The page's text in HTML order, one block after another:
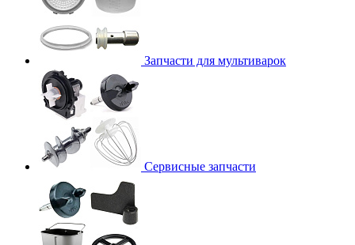
Запчасти для мультиварок
Сервисные запчасти